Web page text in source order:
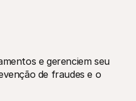
e gerenciem seu
de fraudes e o